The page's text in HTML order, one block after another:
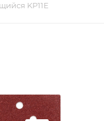
KP11E